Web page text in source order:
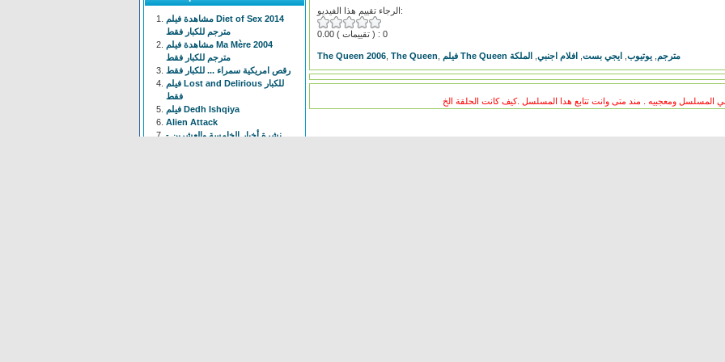
الرجاء تقييم هذا الفيديو:
0.00 ( تقييمات ) : 0
The Queen 2006 The Queen فيلم The Queen مترجم يوتيوب ايجي بست افلام اجنبي الملكة
مشاهدة فيلم Diet of Sex 2014
مترجم للكبار فقط
مشاهدة فيلم Ma Mère 2004
مترجم للكبار فقط
رقص امريكية سمراء ... للكبار فقط
فيلم Lost and Delirious للكبار
فقط
فيلم Dedh Ishqiya
Alien Attack
نشرة أخبار الخامسة والعشرين -